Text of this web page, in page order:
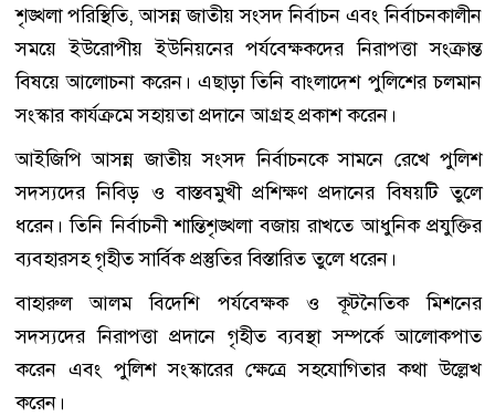
শৃঙ্খলা পরিস্থিতি, আসন্ন জাতীয় সংসদ নির্বাচন এবং নির্বাচনকালীন
সময়ে ইউরোপীয় ইউনিয়নের পর্যবেক্ষকদের নিরাপত্তা সংক্রান্ত
বিষয়ে আলোচনা করেন। এছাড়া তিনি বাংলাদেশ পুলিশের চলমান
সংস্কার কার্যক্রমে সহায়তা প্রদানে আগ্রহ প্রকাশ করেন।
আইজিপি আসন্ন জাতীয় সংসদ নির্বাচনকে সামনে রেখে পুলিশ
সদস্যদের নিবিড় ও বাস্তবমুখী প্রশিক্ষণ প্রদানের বিষয়টি তুলে
ধরেন। তিনি নির্বাচনী শান্তিশৃঙ্খলা বজায় রাখতে আধুনিক প্রযুক্তির
ব্যবহারসহ গৃহীত সার্বিক প্রস্তুতির বিস্তারিত তুলে ধরেন।
বাহারুল আলম বিদেশি পর্যবেক্ষক ও কূটনৈতিক মিশনের
সদস্যদের নিরাপত্তা প্রদানে গৃহীত ব্যবস্থা সম্পর্কে আলোকপাত
করেন এবং পুলিশ সংস্কারের ক্ষেত্রে সহযোগিতার কথা উল্লেখ
করেন।